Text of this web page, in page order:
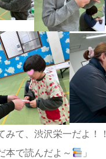
みて、渋沢栄一だよ！！
で読んだよ～
」